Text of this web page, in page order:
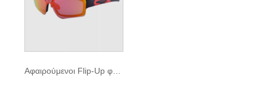
Αφαιρούμενοι Flip-Up φακοί Sport Optical Frames